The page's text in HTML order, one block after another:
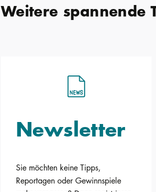
Weitere spannende
Newsletter
Sie möchten keine Tipps,
Reportagen oder Gewinnspiele